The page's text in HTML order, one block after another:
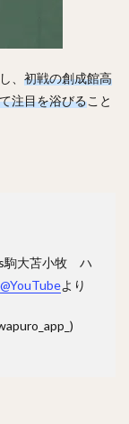
し、 初戦の創成館高
注目を浴びること
駒大苫小牧 ハ
@YouTubeより
トラウト
ロ
かだまさよし）